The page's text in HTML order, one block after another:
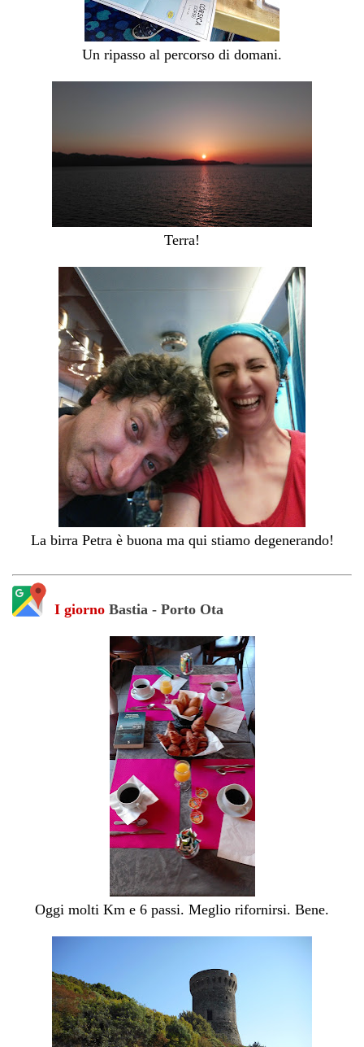
Un ripasso al percorso di domani.
Terra!
La birra Petra è buona ma qui stiamo degenerando!
I giorno Bastia - Porto Ota
Oggi molti Km e 6 passi. Meglio rifornirsi. Bene.